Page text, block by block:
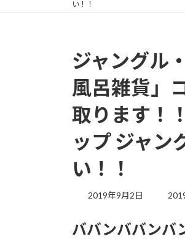
い！！
ジャングル
風呂雑貨」
取ります！
ップ ジャン
い！！
2019年9月2日
最
新
ババンババンバ